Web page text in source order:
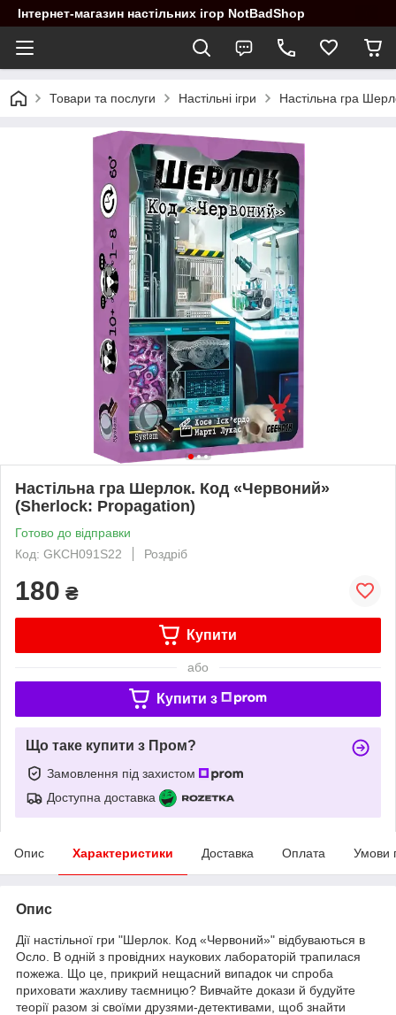
Інтернет-магазин настільних ігор NotBadShop
Товари та послуги Настільні ігри Настільна гра
Настільна гра Шерлок. Код «Червоний»
(Sherlock: Propagation)
Готово до відправки
Код: GKCH091S22
Роздріб
180 ₴
Купити
або
Купити з
Що таке купити з Пром?
Замовлення під захистом
Доступна доставка
Опис Характеристики Доставка Оплата Умови
Опис
Дії настільної гри "Шерлок. Код «Червоний»" відбуваються в
Осло. В одній з провідних наукових лабораторій трапилася
пожежа. Що це, прикрий нещасний випадок чи спроба
приховати жахливу таємницю? Вивчайте докази й будуйте
теорії разом зі своїми друзями-детективами, щоб знайти